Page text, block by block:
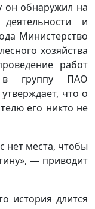
он обнаружил на
и
Министерство
хозяйства
работ
группу ПАО
что о
его никто не
нет места, чтобы
— приводит
история длится